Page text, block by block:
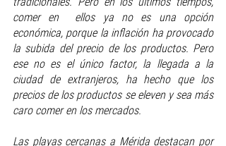
comer en  ellos ya no es una opción
económica, porque la inflación ha provocado
la subida del precio de los productos. Pero
ese no es el único factor, la llegada a la
ciudad de extranjeros, ha hecho que los
precios de los productos se eleven y sea más
caro comer en los mercados.
Las playas cercanas a Mérida destacan por